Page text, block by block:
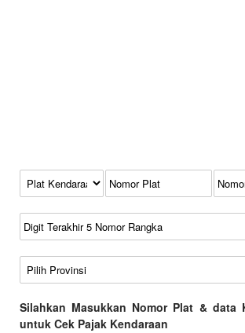
Kode Plat Kendaraan
No Plat
No Seri
No Rangka
Wilayah
Silahkan Masukkan Nomor Plat & data
untuk Cek Pajak Kendaraan